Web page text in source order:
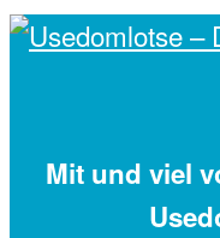
Mit und viel